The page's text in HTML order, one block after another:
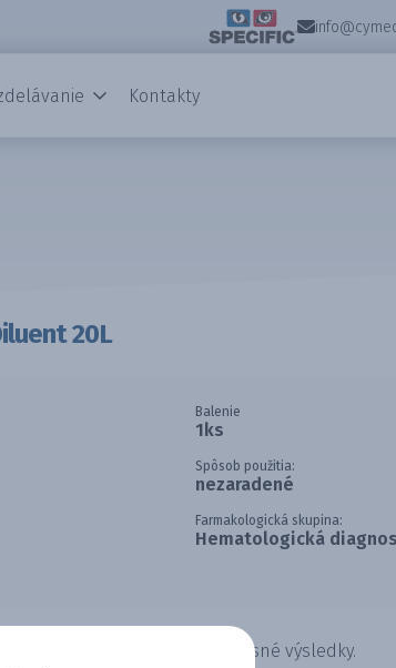
Kontakty
20L
Balenie
1ks
Spôsob použitia:
nezaradené
Farmakologická skupina:
Hematologická
H90X zaisťujúci správne a presné výsledky.